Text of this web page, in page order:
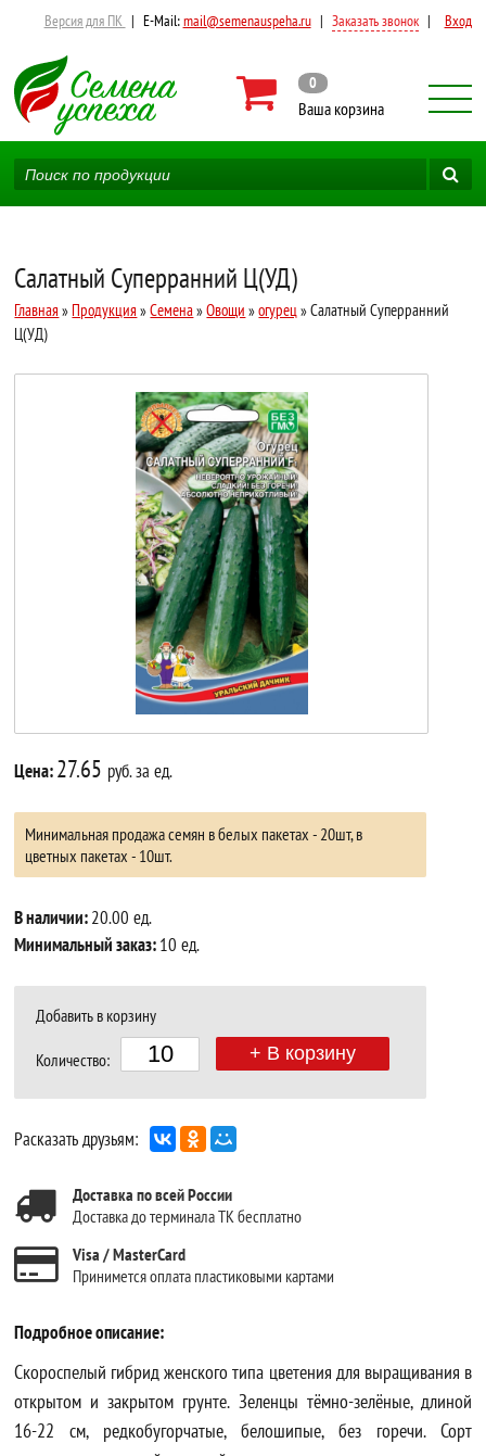
Версия для ПК | E-Mail:mail@semenauspeha.ru | Заказать звонок | Вход
0
Ваша корзина
Салатный Суперранний Ц(УД)
Главная » Продукция »Семена»Овощи »огурец » Салатный Суперранний
Ц(УД)
Цена:27.65 руб. за ед.
Минимальная продажа семян в белых пакетах - 20шт, в
цветных пакетах - 10шт.
В наличии:20.00 ед.
Минимальный заказ:10 ед.
Добавить в корзину
Количество: + В корзину
Расказать друзьям:
Доставка по всей России
Доставка до терминала ТК бесплатно
Visa / MasterCard
Принимется оплата пластиковыми картами
Подробное описание:
Скороспелый гибрид женского типа цветения для выращивания в
открытом и закрытом грунте. Зеленцы тёмно-зелёные, длиной
16-22 см, редкобугорчатые, белошипые, без горечи. Сорт